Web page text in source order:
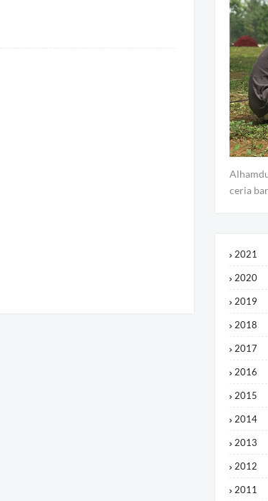
ceria
2021
2020
2019
2018
2017
2016
2015
2014
2013
2012
2011